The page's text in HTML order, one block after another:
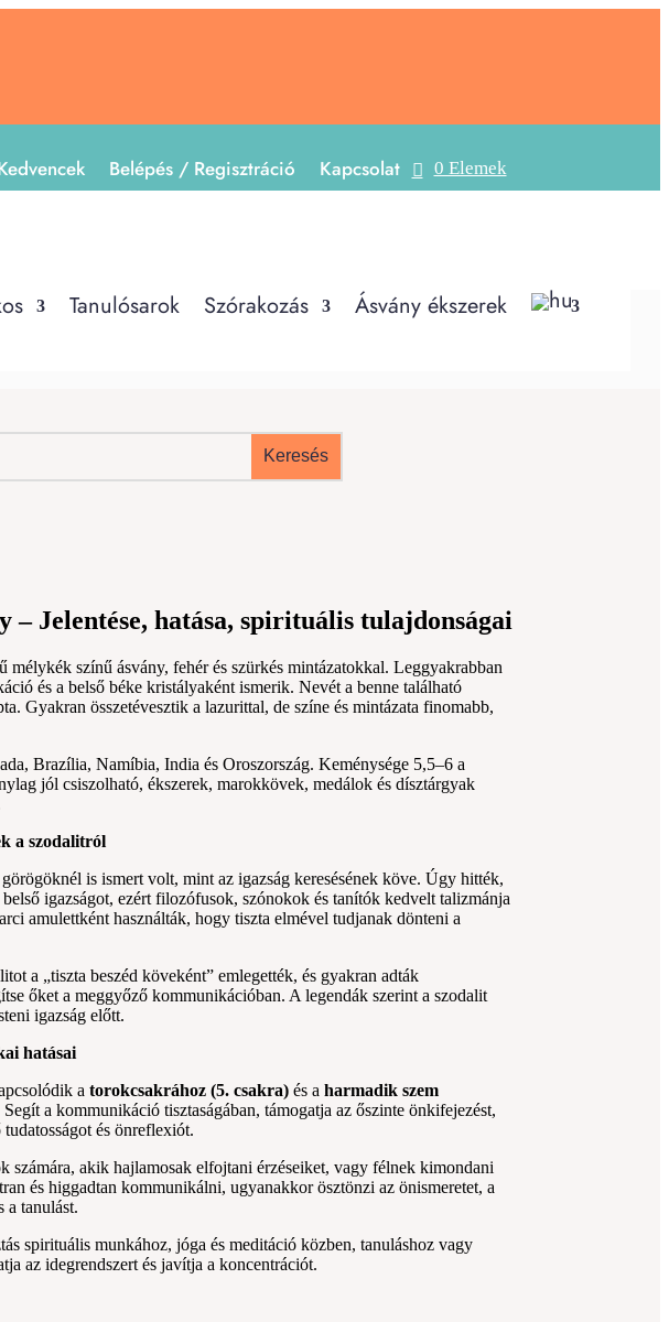
Belépés / Regisztráció Kapcsolat 0 Elemek
Tanulósarok Szórakozás Ásvány ékszerek
– Jelentése, hatása, spirituális tulajdonságai
mélykék színű ásvány, fehér és szürkés mintázatokkal. Leggyakrabban
és a belső béke kristályaként ismerik. Nevét a benne található
Gyakran összetévesztik a lazurittal, de színe és mintázata finomabb,
Brazília, Namíbia, India és Oroszország. Keménysége 5,5–6 a
jól csiszolható, ékszerek, marokkövek, medálok és dísztárgyak
a szodalitról
is ismert volt, mint az igazság keresésének köve. Úgy hitték,
igazságot, ezért filozófusok, szónokok és tanítók kedvelt talizmánja
amulettként használták, hogy tiszta elmével tudjanak dönteni a
a „tiszta beszéd köveként” emlegették, és gyakran adták
őket a meggyőző kommunikációban. A legendák szerint a szodalit
igazság előtt.
hatásai
atorokcsakrához (5. csakra) és aharmadik szem
Segít a kommunikáció tisztaságában, támogatja az őszinte önkifejezést,
és önreflexiót.
számára, akik hajlamosak elfojtani érzéseiket, vagy félnek kimondani
és higgadtan kommunikálni, ugyanakkor ösztönzi az önismeretet, a
a tanulást.
spirituális munkához, jóga és meditáció közben, tanuláshoz vagy
az idegrendszert és javítja a koncentrációt.